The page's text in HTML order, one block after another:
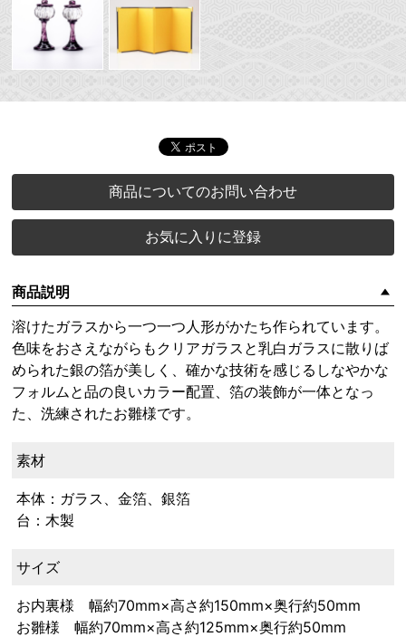
商品についてのお問い合わせ
お気に入りに登録
商品説明
溶けたガラスから一つ一つ人形がかたち作られています。
色味をおさえながらもクリアガラスと乳白ガラスに散りば
められた銀の箔が美しく、確かな技術を感じるしなやかな
フォルムと品の良いカラー配置、箔の装飾が一体となっ
た、洗練されたお雛様です。
素材
本体：ガラス、金箔、銀箔
台：木製
サイズ
お内裏様 幅約70mm×高さ約150mm×奥行約50mm
お雛様 幅約70mm×高さ約125mm×奥行約50mm